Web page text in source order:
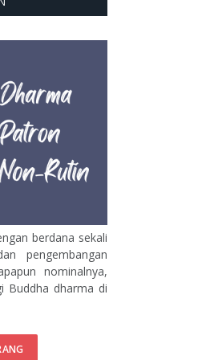
berdana sekali
pengembangan
nominalnya,
Buddha dharma di